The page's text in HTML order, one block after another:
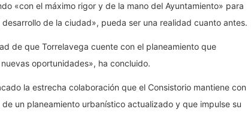
«con el máximo rigor y de la mano del Ayuntamiento» para
de la ciudad», pueda ser una realidad cuanto antes.
de que Torrelavega cuente con el planeamiento que
oportunidades», ha concluido.
la estrecha colaboración que el Consistorio mantiene con
un planeamiento urbanístico actualizado y que impulse su